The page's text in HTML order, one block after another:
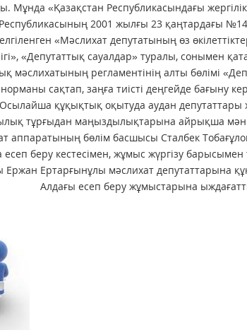
«Қазақстан Республикасындағы
2001 жылғы 23 қаңтардағы
«Мәслихат депутатының өз
«Депутаттық сауалдар» туралы, сонымен
мәслихатының регламентінің алты бөлімі
сақтап, заңға тиісті деңгейде бағыну
құқықтық оқытуда аудан
тұрғыдан маңыздылықтарына айрықша мән
аппаратының бөлім басшысы Сталбек
беру кестесімен, жұмыс жүргізу
Ертарғынұлы мәслихат депутаттарына
Алдағы есеп беру жұмыстарына